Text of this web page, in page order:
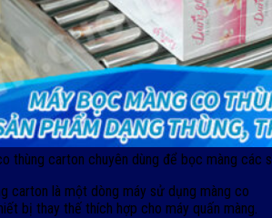
thùng carton chuyên dùng để bọc màng các
carton là một dòng máy sử dụng màng co
bị thay thế thích hợp cho máy quấn màng.